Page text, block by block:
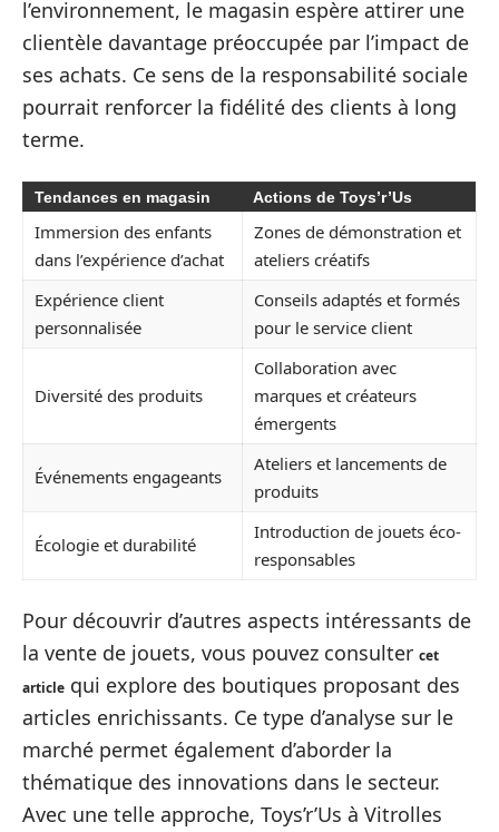
l’environnement, le magasin espère attirer une
clientèle davantage préoccupée par l’impact de
ses achats. Ce sens de la responsabilité sociale
pourrait renforcer la fidélité des clients à long
terme.
Tendances en magasin Actions de Toys’r’Us
Immersion des enfants
dans l’expérience d’achat
Zones de démonstration et
ateliers créatifs
Expérience client
personnalisée
Conseils adaptés et formés
pour le service client
Diversité des produits
Collaboration avec
marques et créateurs
émergents
Événements engageants
Ateliers et lancements de
produits
Écologie et durabilité
Introduction de jouets éco-
responsables
Pour découvrir d’autres aspects intéressants de
la vente de jouets, vous pouvez consulter cet
article qui explore des boutiques proposant des
articles enrichissants. Ce type d’analyse sur le
marché permet également d’aborder la
thématique des innovations dans le secteur.
Avec une telle approche, Toys’r’Us à Vitrolles